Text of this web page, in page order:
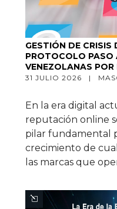
GESTIÓN DE CRISIS
PROTOCOLO PASO
VENEZOLANAS
31 JULIO 2026   |
En la era digital
reputación online
pilar fundamental
crecimiento de
las marcas que